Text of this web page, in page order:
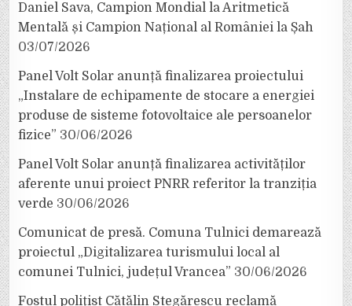
Daniel Sava, Campion Mondial la Aritmetică
Mentală și Campion Național al României la Șah
03/07/2026
Panel Volt Solar anunță finalizarea proiectului
„Instalare de echipamente de stocare a energiei
produse de sisteme fotovoltaice ale persoanelor
fizice” 30/06/2026
Panel Volt Solar anunță finalizarea activităților
aferente unui proiect PNRR referitor la tranziția
verde 30/06/2026
Comunicat de presă. Comuna Tulnici demarează
proiectul „Digitalizarea turismului local al
comunei Tulnici, județul Vrancea” 30/06/2026
Fostul polițist Cătălin Stegărescu reclamă